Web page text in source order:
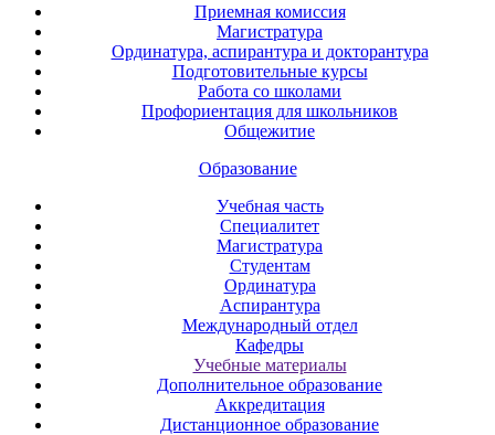
Приемная комиссия
Магистратура
Ординатура, аспирантура и докторантура
Подготовительные курсы
Работа со школами
Профориентация для школьников
Общежитие
Образование
Учебная часть
Специалитет
Магистратура
Студентам
Ординатура
Аспирантура
Международный отдел
Кафедры
Учебные материалы
Дополнительное образование
Аккредитация
Дистанционное образование